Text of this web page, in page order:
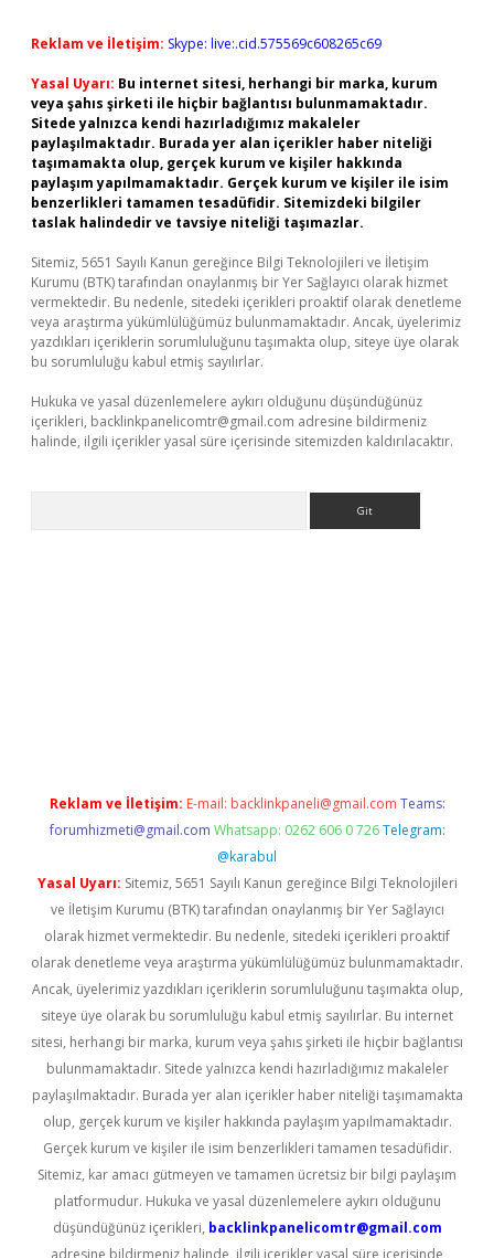
Reklam ve İletişim: Skype: live:.cid.575569c608265c69
Yasal Uyarı: Bu internet sitesi, herhangi bir marka, kurum
veya şahıs şirketi ile hiçbir bağlantısı bulunmamaktadır.
Sitede yalnızca kendi hazırladığımız makaleler
paylaşılmaktadır. Burada yer alan içerikler haber niteliği
taşımamakta olup, gerçek kurum ve kişiler hakkında
paylaşım yapılmamaktadır. Gerçek kurum ve kişiler ile isim
benzerlikleri tamamen tesadüfidir. Sitemizdeki bilgiler
taslak halindedir ve tavsiye niteliği taşımazlar.
Sitemiz, 5651 Sayılı Kanun gereğince Bilgi Teknolojileri ve İletişim
Kurumu (BTK) tarafından onaylanmış bir Yer Sağlayıcı olarak hizmet
vermektedir. Bu nedenle, sitedeki içerikleri proaktif olarak denetleme
veya araştırma yükümlülüğümüz bulunmamaktadır. Ancak, üyelerimiz
yazdıkları içeriklerin sorumluluğunu taşımakta olup, siteye üye olarak
bu sorumluluğu kabul etmiş sayılırlar.
Hukuka ve yasal düzenlemelere aykırı olduğunu düşündüğünüz
içerikleri, backlinkpanelicomtr@gmail.com adresine bildirmeniz
halinde, ilgili içerikler yasal süre içerisinde sitemizden kaldırılacaktır.
Reklam ve İletişim: E-mail: backlinkpaneli@gmail.com Teams:
forumhizmeti@gmail.com Whatsapp: 0262 606 0 726 Telegram:
@karabul
Yasal Uyarı: Sitemiz, 5651 Sayılı Kanun gereğince Bilgi Teknolojileri
ve İletişim Kurumu (BTK) tarafından onaylanmış bir Yer Sağlayıcı
olarak hizmet vermektedir. Bu nedenle, sitedeki içerikleri proaktif
olarak denetleme veya araştırma yükümlülüğümüz bulunmamaktadır.
Ancak, üyelerimiz yazdıkları içeriklerin sorumluluğunu taşımakta olup,
siteye üye olarak bu sorumluluğu kabul etmiş sayılırlar. Bu internet
sitesi, herhangi bir marka, kurum veya şahıs şirketi ile hiçbir bağlantısı
bulunmamaktadır. Sitede yalnızca kendi hazırladığımız makaleler
paylaşılmaktadır. Burada yer alan içerikler haber niteliği taşımamakta
olup, gerçek kurum ve kişiler hakkında paylaşım yapılmamaktadır.
Gerçek kurum ve kişiler ile isim benzerlikleri tamamen tesadüfidir.
Sitemiz, kar amacı gütmeyen ve tamamen ücretsiz bir bilgi paylaşım
platformudur. Hukuka ve yasal düzenlemelere aykırı olduğunu
düşündüğünüz içerikleri, backlinkpanelicomtr@gmail.com
adresine bildirmeniz halinde, ilgili içerikler yasal süre içerisinde